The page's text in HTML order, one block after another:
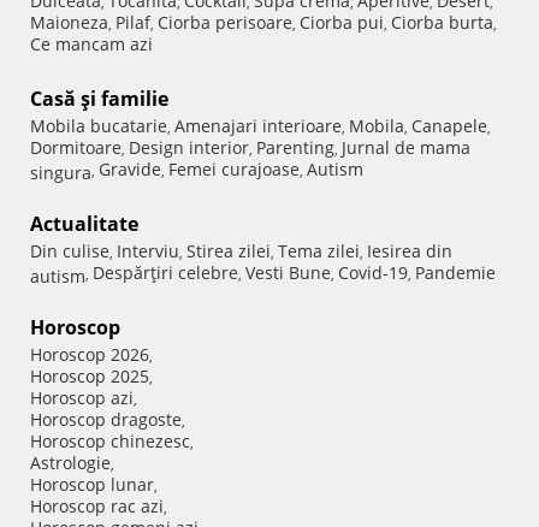
Maioneza, Pilaf, Ciorba perisoare, Ciorba pui, Ciorba burta,
Ce mancam azi
Casă şi familie
Mobila bucatarie, Amenajari interioare, Mobila, Canapele,
Dormitoare, Design interior, Parenting, Jurnal de mama
singura, Gravide, Femei curajoase, Autism
Actualitate
Din culise, Interviu, Stirea zilei, Tema zilei, Iesirea din
autism, Despărţiri celebre, Vesti Bune, Covid-19, Pandemie
Horoscop
Horoscop 2026,
Horoscop 2025,
Horoscop azi,
Horoscop dragoste,
Horoscop chinezesc,
Astrologie,
Horoscop lunar,
Horoscop rac azi,